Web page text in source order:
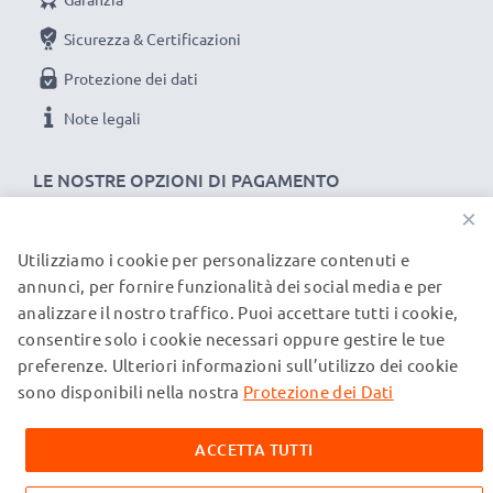
non fare compromessi sulla qualità: ordina ora!
LE NOSTRE OPZIONI DI PAGAMENTO
Sicurezza & Certificazioni
Protezione dei dati
Note legali
I NOSTRI PARTNER DI SPEDIZIONE
© subtel.it 2026
Tutti i prezzi includono l'IVA e sono esclusi i costi di
spedizione. Si prega di notare che tutti i marchi menzionati
sulle nostre pagine web esclusivamente per fornire
informazioni sui nostri prodotti.
×
Utilizziamo i cookie per personalizzare contenuti e
annunci, per fornire funzionalità dei social media e per
analizzare il nostro traffico. Puoi accettare tutti i cookie,
consentire solo i cookie necessari oppure gestire le tue
preferenze. Ulteriori informazioni sull’utilizzo dei cookie
sono disponibili nella nostra Protezione dei Dati
ACCETTA TUTTI